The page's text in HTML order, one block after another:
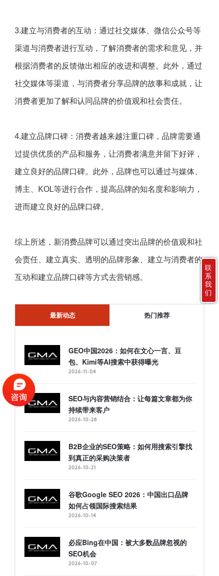
3.建立与消费者的互动：通过社交媒体、微信公众号等
渠道与消费者进行互动，了解消费者的需求和意见，并
根据消费者的反馈做出相应的改进和调整。此外，通过
社交媒体等渠道，与消费者分享品牌的故事和成就，让
消费者更加了解和认同品牌的价值观和社会责任。
4.建立品牌口碑：消费者越来越注重口碑，品牌需要通
过提供优质的产品和服务，让消费者满意并留下好评，
建立良好的品牌口碑。此外，品牌也可以通过与媒体、
博主、KOL等进行合作，提高品牌的知名度和影响力，
进而建立良好的品牌口碑。
综上所述，新消费品牌可以通过突出品牌的价值观和社
会责任、建立真实、透明的品牌形象、建立与消费者的
互动和建立品牌口碑等方式去营销感。
最新动态 热门推荐
GEO中国2026：如何在文心一言、豆
包、Kimi等AI搜索中获得曝光
2026-11-04
SEO与内容营销结合：让每篇文章都为你
持续带来客户
2026-10-28
B2B企业的SEO策略：如何用搜索引擎找
到真正的采购决策者
2026-10-21
谷歌Google SEO 2026：中国出口品牌
如何占领国际搜索结果
2026-10-14
必应Bing在中国：被大多数品牌忽视的
SEO机会
2026-10-07
联
系
我
们